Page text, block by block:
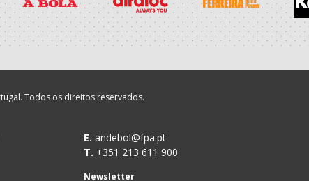
Todos os direitos reservados.
E. andebol@fpa.pt
T. +351 213 611 900
Newsletter